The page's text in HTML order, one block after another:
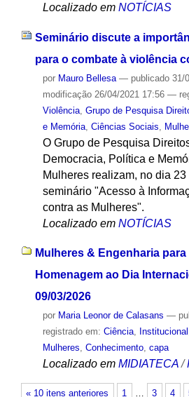
Localizado em NOTÍCIAS
Seminário discute a
para o combate à violência
por Mauro Bellesa — publicado31/
modificação26/04/2021 17:56 —
Violência, Grupo de Pesquisa
e Memória, Ciências Sociais
O Grupo de Pesquisa
Democracia, Política e
Mulheres realizam, no dia
seminário "Acesso à
contra as Mulheres".
Localizado em NOTÍCIAS
Mulheres & Engenharia para
Homenagem ao Dia
09/03/2026
por Maria Leonor de Calasans —
registrado em: Ciência, Institucional
Mulheres, Conhecimento, capa
Localizado em MIDIATECA /
« 10 itens anteriores 1 … 3 4